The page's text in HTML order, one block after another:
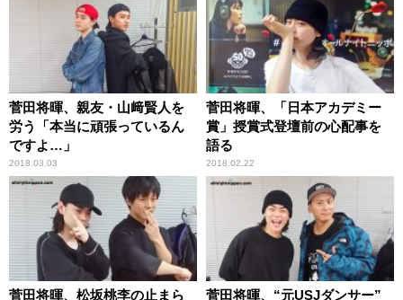
菅田将暉、親友・山﨑賢人を
労う「本当に頑張っているん
ですよ…」
2018.03.03
菅田将暉、「日本アカデミー
賞」授賞式登壇前の心配事を
語る
2018.02.22
菅田将暉、松坂桃李の止まら
菅田将暉、“元USJダンサー”